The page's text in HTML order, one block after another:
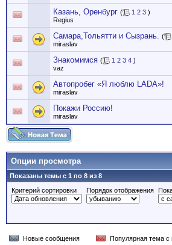
Казань, Оренбург ( 1 2 3 )
Regius
Самара,Тольятти и Сызрань. (
miraslav
Знакомимся ( 1 2 3 4 )
vaz
Автопробег «Я люблю LADA»!
miraslav
Покажи Россию!
miraslav
Опции просмотра
Показаны темы с 1 по 8 из 8
Критерий сортировки
Порядок отображения
Новые сообщения
Популярная тема